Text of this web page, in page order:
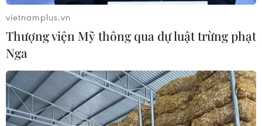
vietnamplus.vn
Thượng viện Mỹ thông qua dự luật trừng phạt
Nga